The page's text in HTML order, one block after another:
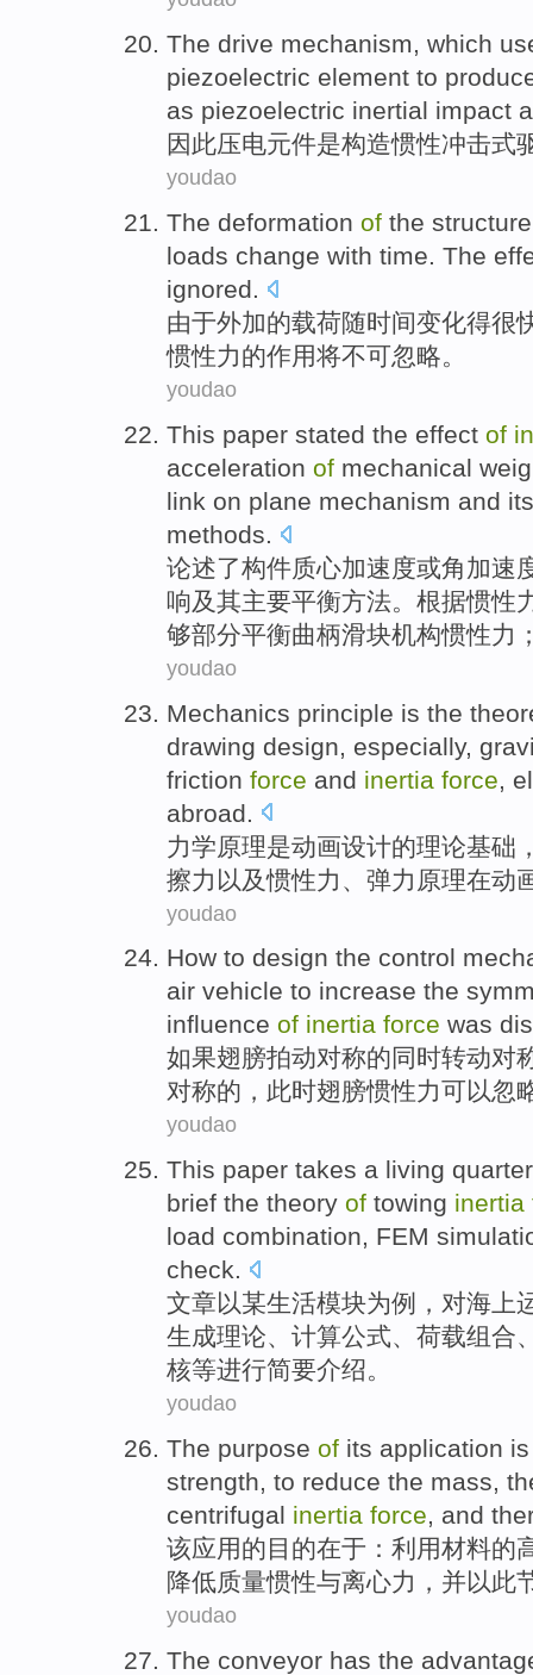
The drive mechanism, which
piezoelectric element to
as piezoelectric inertial impact
因此压电元件是构造惯性冲击式
youdao
The deformation of the structure
loads change with time. The
ignored.
由于外加的载荷随时间变化得很
惯性力的作用将不可忽略。
youdao
This paper stated the effect of
acceleration of mechanical
link on plane mechanism and its
methods.
论述了构件质心加速度或角加速
响及其主要平衡方法。根据惯性
够部分平衡曲柄滑块机构惯性力
youdao
Mechanics principle is the
drawing design especially,
friction force and inertia force
abroad
力学原理是动画设计的理论基础
擦力 以及惯性力 弹力 原理在动
youdao
How to design the control
air vehicle to increase the
influence of inertia force was
如果翅膀拍动对称的同时转动对
对称的，此时翅膀惯性力可以忽
youdao
This paper takes a living quarter
brief the theory of towing inertia
load combination, FEM
check.
文章以某生活模块为例 ， 对海上
生成理论、 计算公式、 荷载组合
核等进行简要介绍。
youdao
The purpose of its application
strength, to reduce the mass,
centrifugal inertia force, and
该应用的目的在于： 利用材料的
降低质量惯性与离心力 ， 并以此
youdao
The conveyor has the